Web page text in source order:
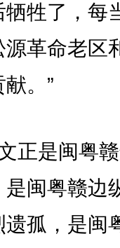
牲了，每
革命老区
。”
正是闽粤
闽粤赣边
孤，是闽